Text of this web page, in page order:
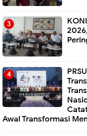
Awal Transformasi